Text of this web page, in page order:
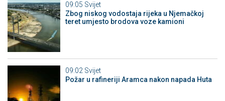
09:05 Svijet
Zbog niskog vodostaja rijeka u Njemačkoj
teret umjesto brodova voze kamioni
09:02 Svijet
Požar u rafineriji Aramca nakon napada Huta